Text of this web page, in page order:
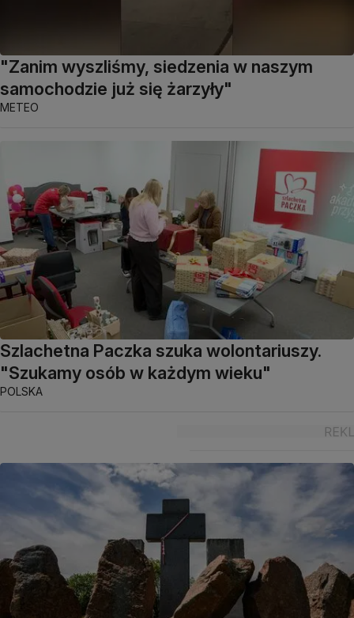
"Zanim wyszliśmy, siedzenia w naszym
samochodzie już się żarzyły"
METEO
Szlachetna Paczka szuka wolontariuszy.
"Szukamy osób w każdym wieku"
POLSKA